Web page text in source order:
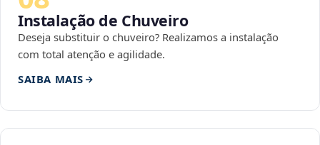
Instalação de Chuveiro
Deseja substituir o chuveiro? Realizamos a instalação
com total atenção e agilidade.
SAIBA MAIS